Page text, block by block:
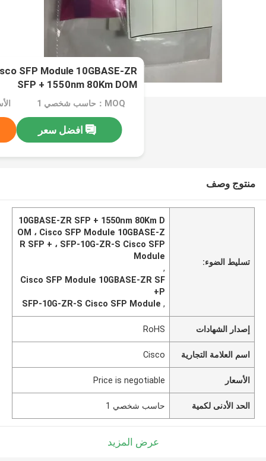
SFP Module 10GBASE-ZR
SFP + 1550nm 80Km DOM
MOQ：حاسب شخصي 1
افضل سعر
منتوج وصف
تسليط الضوء:
10GBASE-ZR SFP + 1550nm 80Km D
OM ، Cisco SFP Module 10GBASE-Z
R SFP + ، SFP-10G-ZR-S Cisco SFP
Module
,
Cisco SFP Module 10GBASE-ZR SF
P+
,
SFP-10G-ZR-S Cisco SFP Module
إصدار الشهادات RoHS
اسم العلامة التجارية Cisco
الأسعار Price is negotiable
الحد الأدنى لكمية حاسب شخصي 1
عرض المزيد